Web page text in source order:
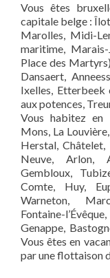
Vous êtes
capitale belge :
Marolles, Midi-
maritime,
Place des
Dansaert,
Ixelles,
aux potences,
Vous habitez en
Mons, La
Herstal, Châtelet,
Neuve, Arlon,
Gembloux,
Comte, Huy,
Warneton,
Fontaine-
Genappe,
Vous êtes en
par une flottaison